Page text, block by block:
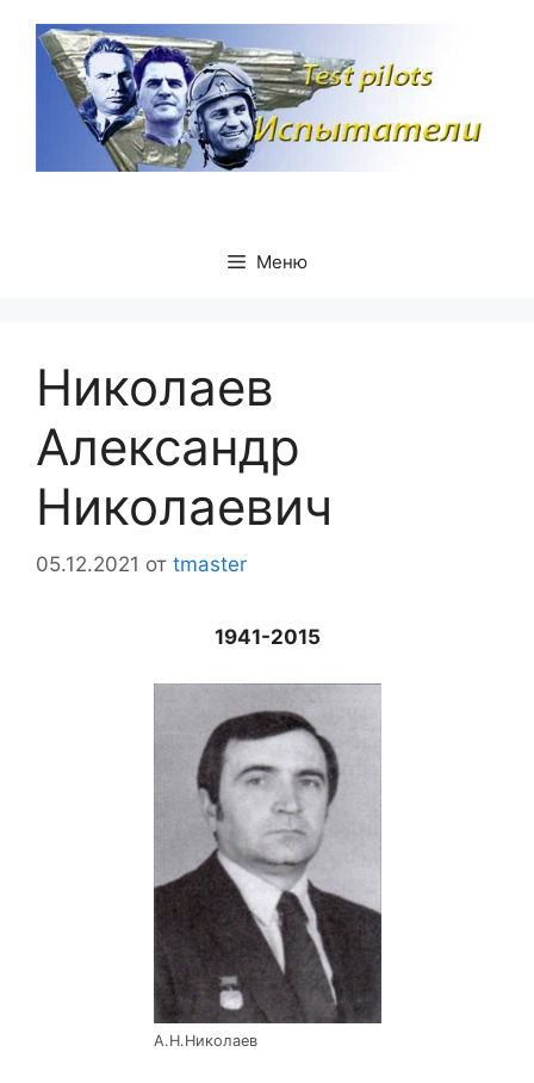
содержимому
Меню
Николаев
Александр
Николаевич
05.12.2021 от tmaster
1941-2015
А.Н.Николаев